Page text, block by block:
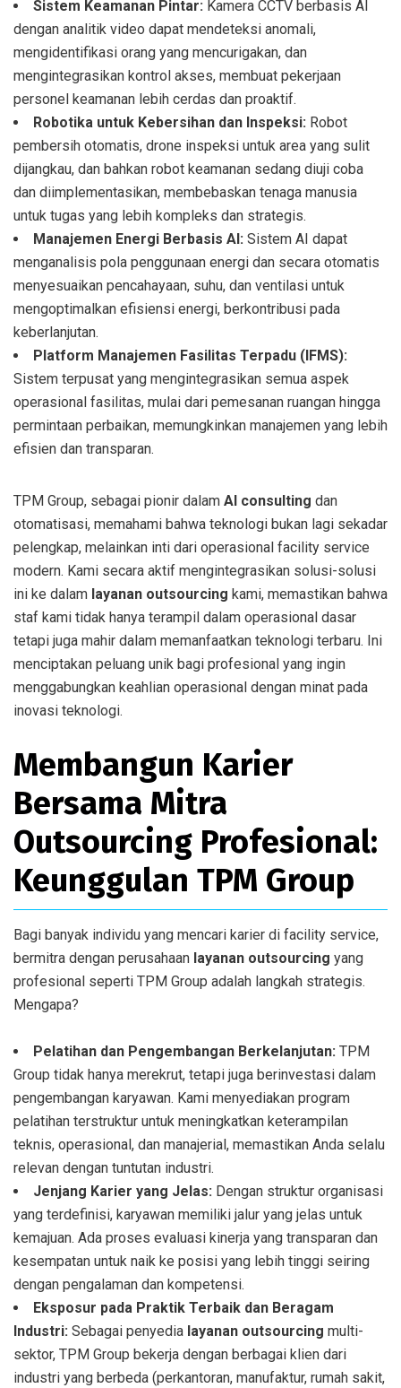
Sistem Keamanan Pintar: Kamera CCTV berbasis AI
dengan analitik video dapat mendeteksi anomali,
mengidentifikasi orang yang mencurigakan, dan
mengintegrasikan kontrol akses, membuat pekerjaan
personel keamanan lebih cerdas dan proaktif.
Robotika untuk Kebersihan dan Inspeksi: Robot
pembersih otomatis, drone inspeksi untuk area yang sulit
dijangkau, dan bahkan robot keamanan sedang diuji coba
dan diimplementasikan, membebaskan tenaga manusia
untuk tugas yang lebih kompleks dan strategis.
Manajemen Energi Berbasis AI: Sistem AI dapat
menganalisis pola penggunaan energi dan secara otomatis
menyesuaikan pencahayaan, suhu, dan ventilasi untuk
mengoptimalkan efisiensi energi, berkontribusi pada
keberlanjutan.
Platform Manajemen Fasilitas Terpadu (IFMS):
Sistem terpusat yang mengintegrasikan semua aspek
operasional fasilitas, mulai dari pemesanan ruangan hingga
permintaan perbaikan, memungkinkan manajemen yang lebih
efisien dan transparan.
TPM Group, sebagai pionir dalam AI consulting dan
otomatisasi, memahami bahwa teknologi bukan lagi sekadar
pelengkap, melainkan inti dari operasional facility service
modern. Kami secara aktif mengintegrasikan solusi-solusi
ini ke dalam layanan outsourcing kami, memastikan bahwa
staf kami tidak hanya terampil dalam operasional dasar
tetapi juga mahir dalam memanfaatkan teknologi terbaru. Ini
menciptakan peluang unik bagi profesional yang ingin
menggabungkan keahlian operasional dengan minat pada
inovasi teknologi.
Membangun Karier
Bersama Mitra
Outsourcing Profesional:
Keunggulan TPM Group
Bagi banyak individu yang mencari karier di facility service,
bermitra dengan perusahaan layanan outsourcing yang
profesional seperti TPM Group adalah langkah strategis.
Mengapa?
Pelatihan dan Pengembangan Berkelanjutan: TPM
Group tidak hanya merekrut, tetapi juga berinvestasi dalam
pengembangan karyawan. Kami menyediakan program
pelatihan terstruktur untuk meningkatkan keterampilan
teknis, operasional, dan manajerial, memastikan Anda selalu
relevan dengan tuntutan industri.
Jenjang Karier yang Jelas: Dengan struktur organisasi
yang terdefinisi, karyawan memiliki jalur yang jelas untuk
kemajuan. Ada proses evaluasi kinerja yang transparan dan
kesempatan untuk naik ke posisi yang lebih tinggi seiring
dengan pengalaman dan kompetensi.
Eksposur pada Praktik Terbaik dan Beragam
Industri: Sebagai penyedia layanan outsourcing multi-
sektor, TPM Group bekerja dengan berbagai klien dari
industri yang berbeda (perkantoran, manufaktur, rumah sakit,